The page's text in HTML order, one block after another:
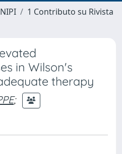
1 Contributo su Rivista
in Wilson's
therapy
;